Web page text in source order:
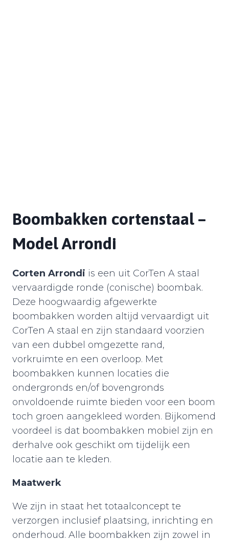
Boombakken cortenstaal –
Model Arrondi
Corten Arrondi is een uit CorTen A staal
vervaardigde ronde (conische) boombak.
Deze hoogwaardig afgewerkte
boombakken worden altijd vervaardigt uit
CorTen A staal en zijn standaard voorzien
van een dubbel omgezette rand,
vorkruimte en een overloop. Met
boombakken kunnen locaties die
ondergronds en/of bovengronds
onvoldoende ruimte bieden voor een boom
toch groen aangekleed worden. Bijkomend
voordeel is dat boombakken mobiel zijn en
derhalve ook geschikt om tijdelijk een
locatie aan te kleden.
Maatwerk
We zijn in staat het totaalconcept te
verzorgen inclusief plaatsing, inrichting en
onderhoud. Alle boombakken zijn zowel in